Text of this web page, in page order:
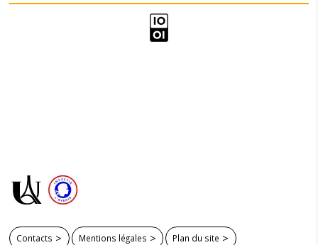
Contacts Mentions légales Plan du site